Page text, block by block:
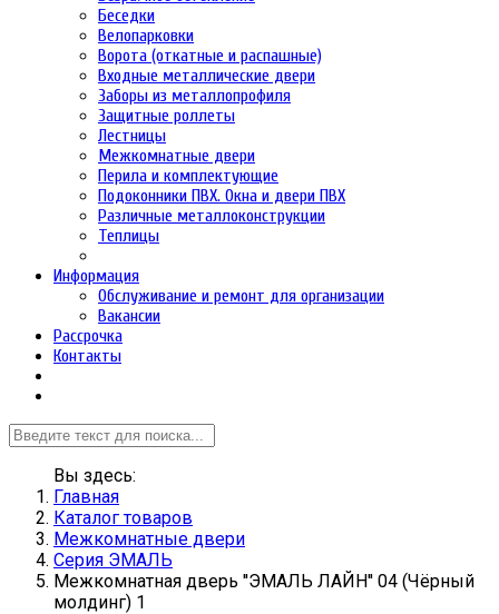
Беседки
Велопарковки
Ворота (откатные и распашные)
Входные металлические двери
Заборы из металлопрофиля
Защитные роллеты
Лестницы
Межкомнатные двери
Перила и комплектующие
Подоконники ПВХ. Окна и двери ПВХ
Различные металлоконструкции
Теплицы
Информация
Обслуживание и ремонт для организации
Вакансии
Рассрочка
Контакты
Вы здесь:
Главная
Каталог товаров
Межкомнатные двери
Серия ЭМАЛЬ
Межкомнатная дверь ''ЭМАЛЬ ЛАЙН'' 04 (Чёрный
молдинг) 1